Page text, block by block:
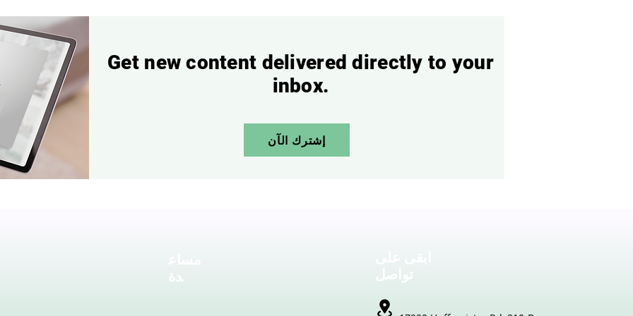
Get new content delivered directly to your
inbox.
إشترك الآن
دة
تواصل